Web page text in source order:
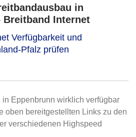
in
Breitband Internet
Verfügbarkeit und
Pfalz prüfen
Eppenbrunn wirklich verfügbar
oben bereitgestellten Links zu den
verschiedenen Highspeed